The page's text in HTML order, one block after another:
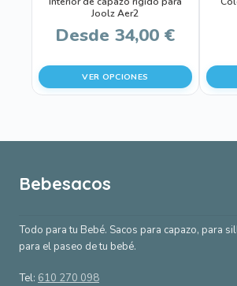
Joolz Aer2
Desde 34,00 €
VER OPCIONES
elegir
página
de
elegir
página
de
Bebesacos
Todo para tu Bebé. Sacos para capazo, para
para el paseo de tu bebé.
Tel: 610 270 098